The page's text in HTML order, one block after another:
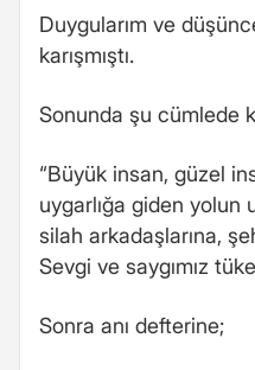
Duygularım ve
karışmıştı.
Sonunda şu cümlede
“Büyük insan, güzel
uygarlığa giden yolun
silah arkadaşlarına,
Sevgi ve saygımız
Sonra anı defterine;